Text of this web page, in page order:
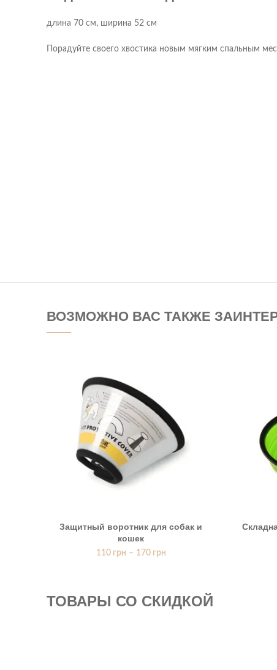
длина 70 см, ширина 52 см
Порадуйте своего хвостика новым мягким спальным
ВОЗМОЖНО ВАС ТАКЖЕ
Защитный воротник для собак и
кошек
110грн – 170грн
ТОВАРЫ СО СКИДКОЙ